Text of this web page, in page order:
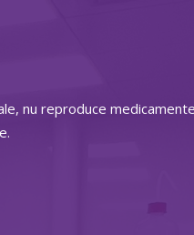
nu reproduce